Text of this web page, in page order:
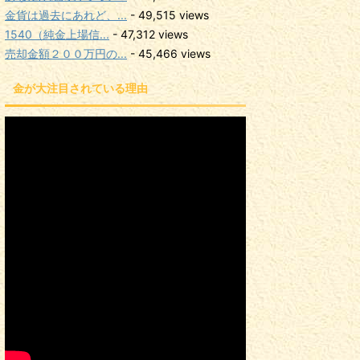
金貨は過去にあれど、... - 49,515 views
1540（純金上場信... - 47,312 views
売却金額２００万円の... - 45,466 views
金が大注目されている理由